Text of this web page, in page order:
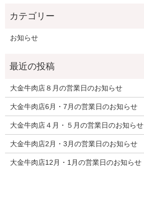
お知らせ
大金牛肉店８月の営業日のお知らせ
大金牛肉店6月・7月の営業日のお知らせ
大金牛肉店４月・５月の営業日のお知らせ
大金牛肉店2月・3月の営業日のお知らせ
大金牛肉店12月・1月の営業日のお知らせ